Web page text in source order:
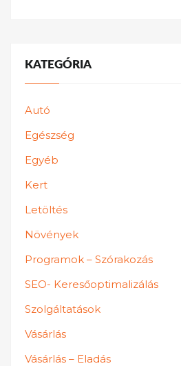
KATEGÓRIA
Autó
Egészség
Egyéb
Kert
Letöltés
Növények
Programok – Szórakozás
SEO- Keresőoptimalizálás
Szolgáltatások
Vásárlás
Vásárlás – Eladás